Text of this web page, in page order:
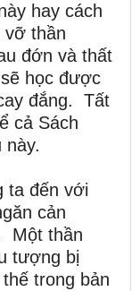
hay cách
vỡ thần
đớn và thất
học được
đắng. Tất
cả Sách
này.
ta đến với
cản
Một thần
tượng bị
trong bản